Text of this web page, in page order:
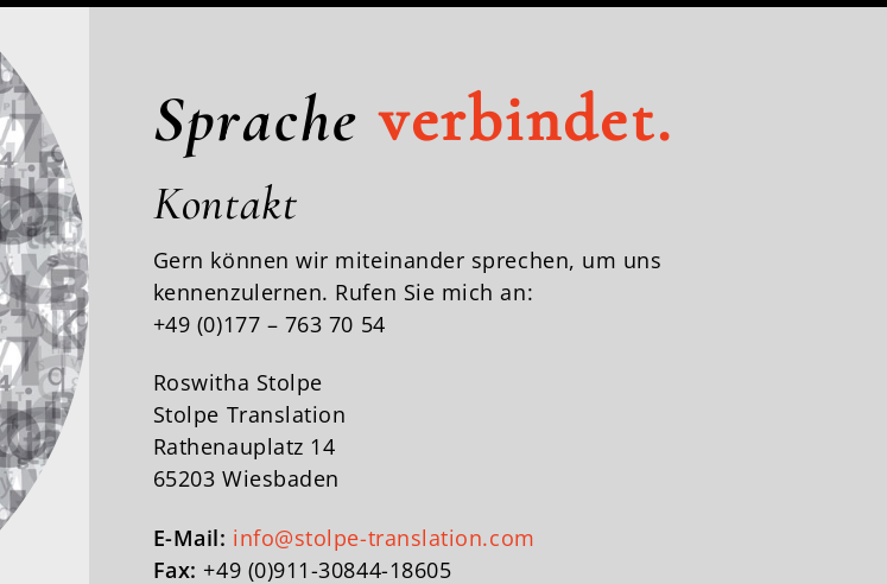
Spracheverbindet.
Kontakt
Gern können wir miteinander sprechen, um uns
kennenzulernen. Rufen Sie mich an:
+49 (0)177 – 763 70 54
Roswitha Stolpe
Stolpe Translation
Rathenauplatz 14
65203 Wiesbaden
E-Mail: info@stolpe-translation.com
Fax: +49 (0)911-30844-18605